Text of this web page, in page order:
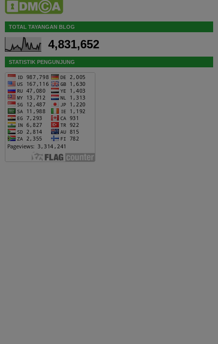
TOTAL TAYANGAN BLOG
4,831,652
STATISTIK PENGUNJUNG